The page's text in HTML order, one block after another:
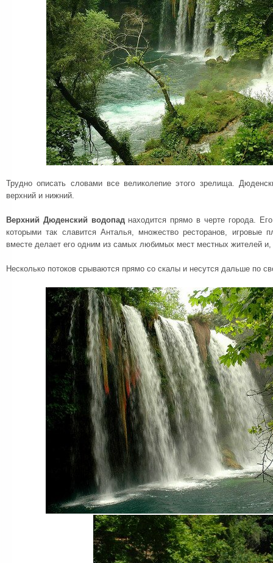
Трудно описать словами все великолепие этого зрелища.
верхний и нижний.
Верхний Дюденский водопаднаходится прямо в черте города.
которыми так славится Анталья, множество ресторанов, игровые
вместе делает его одним из самых любимых мест местных жителей и,
Несколько потоков срываются прямо со скалы и несутся дальше по